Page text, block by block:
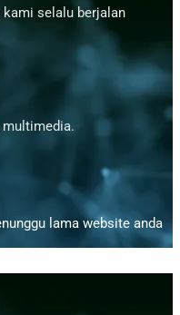
selalu berjalan
lama website anda